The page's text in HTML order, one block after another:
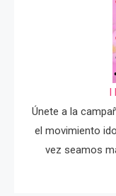
I
Únete a la
el movimiento
vez seamos